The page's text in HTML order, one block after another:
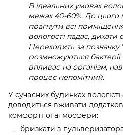
В ідеальних умовах
межах 40-60%. До цього
прагнути всі
вологості падає, дихати
Переходить за позначку
розмножуються бактерії
впливає на організм,
процес непомітний.
У сучасних будинках
доводиться вживати
комфортної атмосфери:
бризкати з